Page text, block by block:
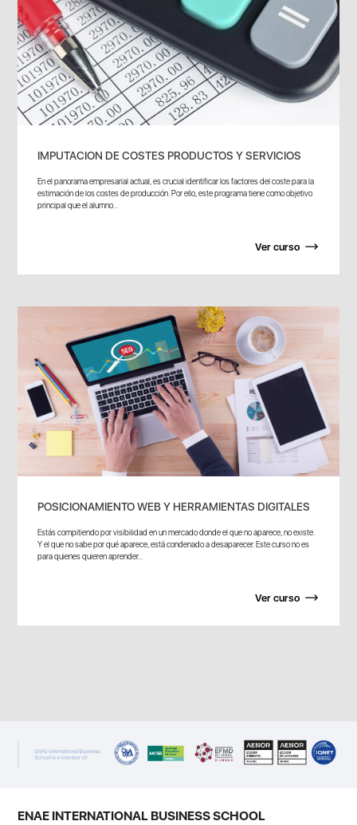
IMPUTACION DE COSTES PRODUCTOS Y SERVICIOS
En el panorama empresarial actual, es crucial identificar los factores del coste para la
estimación de los costes de producción. Por ello, este programa tiene como objetivo
principal que el alumno...
Ver curso
POSICIONAMIENTO WEB Y HERRAMIENTAS DIGITALES
Estás compitiendo por visibilidad en un mercado donde el que no aparece, no existe.
Y el que no sabe por qué aparece, está condenado a desaparecer. Este curso no es
para quienes quieren aprender...
Ver curso
ENAE INTERNATIONAL BUSINESS SCHOOL